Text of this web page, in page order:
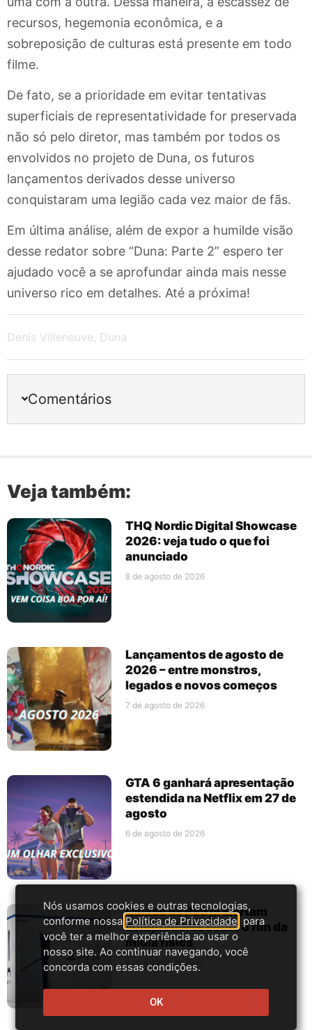
recursos, hegemonia econômica, e a
sobreposição de culturas está presente em todo
filme.
De fato, se a prioridade em evitar tentativas
superficiais de representatividade for preservada
não só pelo diretor, mas também por todos os
envolvidos no projeto de Duna, os futuros
lançamentos derivados desse universo
conquistaram uma legião cada vez maior de fãs.
Em última análise, além de expor a humilde visão
desse redator sobre “Duna: Parte 2” espero ter
ajudado você a se aprofundar ainda mais nesse
universo rico em detalhes. Até a próxima!
Denis Villeneuve Duna
Comentários
Veja também:
THQ Nordic Digital Showcase
2026: veja tudo o que foi
anunciado
8 de agosto de 2026
Lançamentos de agosto de
2026 – entre monstros,
legados e novos começos
7 de agosto de 2026
GTA 6 ganhará apresentação
estendida na Netflix em 27 de
agosto
6 de agosto de 2026
Caixas de PS5 já alertam
compradores sobre o fim da
mídia física
6 de agosto de 2026
Nós usamos cookies e outras tecnologias,
conforme nossa Política de Privacidade , para
você ter a melhor experiência ao usar o
nosso site. Ao continuar navegando, você
concorda com essas condições.
OK